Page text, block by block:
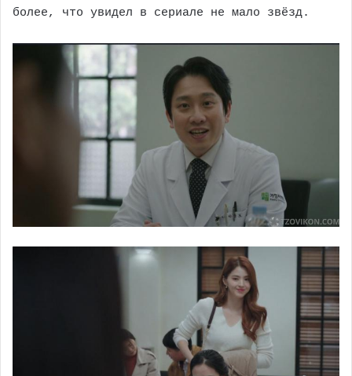
более, что увидел в сериале не мало звёзд.